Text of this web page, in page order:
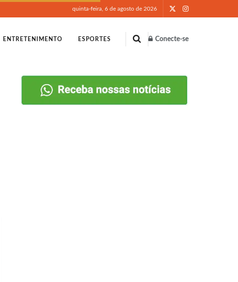
quinta-feira, 6 de agosto de 2026
ENTRETENIMENTO ESPORTES Conecte-se